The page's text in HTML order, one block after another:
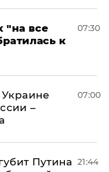
"на все
к
07:30
–
07:00
Путина 21:44